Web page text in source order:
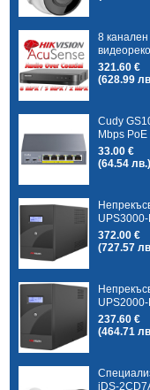
8
321.60 €
(628.99
Cudy
Mbps PoE
33.00 €
(64.54 лв.)
UPS3000-
372.00 €
(727.57
UPS2000-
237.60 €
(464.71
iDS-